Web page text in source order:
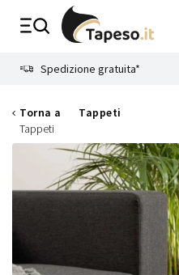
Spedizione gratuita*
Torna a
Tappeti
Tappeti